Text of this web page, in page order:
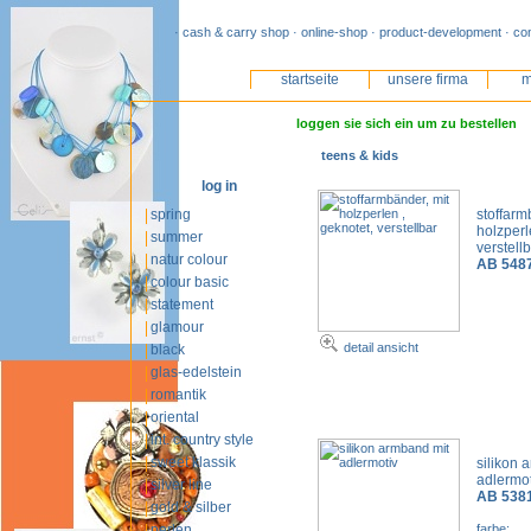
· cash & carry shop · online-shop · product-development ·
startseite unsere firma
log in
spring
summer
natur colour
colour basic
statement
glamour
black
glas-edelstein
romantik
oriental
int. country style
sweet klassik
silver line
gold & silber
loggen sie sich ein um zu bestellen
teens & kids
detail ansicht
AB
silikon
AB